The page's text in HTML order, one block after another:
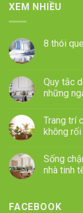
XEM NHIỀU
8 thói
Quy tắc
những
Trang trí
không
Sống
nhà tinh
FACEBOOK